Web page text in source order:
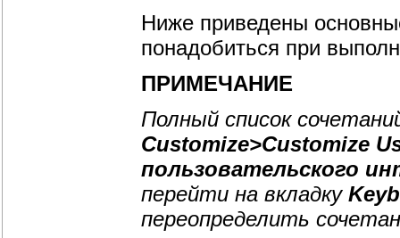
Ниже приведены
понадобиться при
ПРИМЕЧАНИЕ
Полный список
Customize>Customize
пользовательского
перейти на вкладку
переопределить